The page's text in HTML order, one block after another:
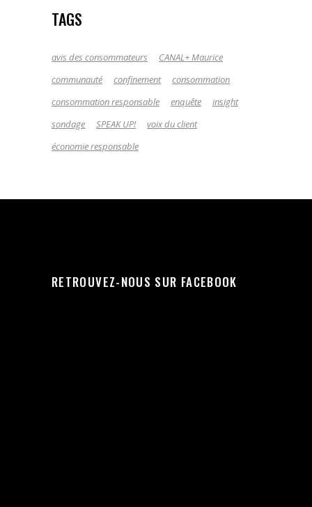
TAGS
avis des consommateurs
CANAL+ Maurice
communauté
confinement
consommation
consommation responsable
enquête
insight
sondage
SPEAK UP!
voix du client
économie responsable
RETROUVEZ-NOUS SUR FACEBOOK